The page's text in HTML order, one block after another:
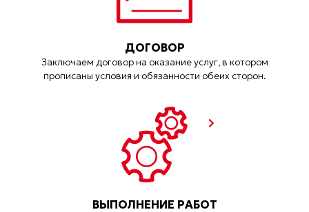
ДОГОВОР
Заключаем договор на оказание услуг, в котором
прописаны условия и обязанности обеих сторон.
ВЫПОЛНЕНИЕ РАБОТ